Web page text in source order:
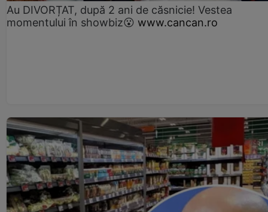
Au DIVORȚAT, după 2 ani de căsnicie! Vestea
momentului în showbiz😮 www.cancan.ro